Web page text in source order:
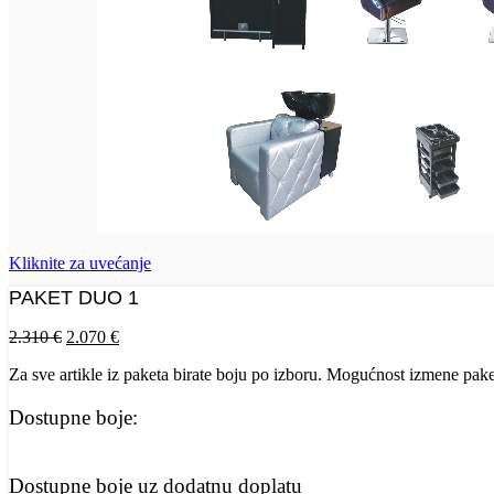
Kliknite za uvećanje
PAKET DUO 1
2.310€ Originalna
je
2.310 €.
2.070 €Trenutna
je:
Za sve artikle iz paketa birate boju po izboru. Mogućnost izmene
Dostupne boje:
Dostupne boje uz dodatnu doplatu